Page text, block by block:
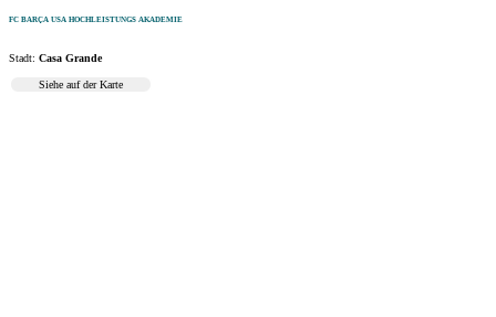
FC BARÇA USA HOCHLEISTUNGS AKADEMIE
Stadt: Casa Grande
Siehe auf der Karte